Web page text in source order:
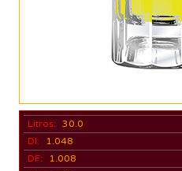
Litros: 30.0
DI:
1.048
DF:
1.008